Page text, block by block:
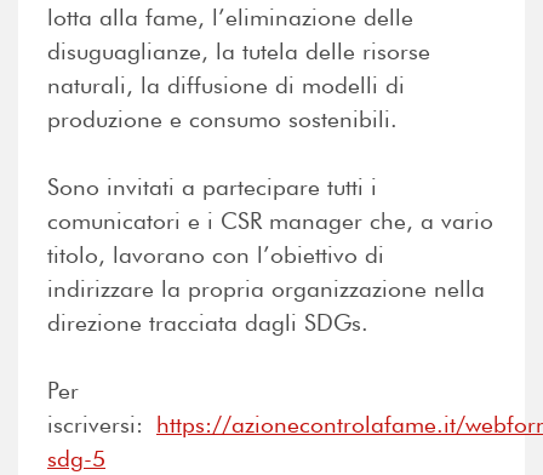
lotta alla fame, l’eliminazione delle
disuguaglianze, la tutela delle risorse
naturali, la diffusione di modelli di
produzione e consumo sostenibili.
Sono invitati a partecipare tutti i
comunicatori e i CSR manager che, a vario
titolo, lavorano con l’obiettivo di
indirizzare la propria organizzazione nella
direzione tracciata dagli SDGs.
Per
iscriversi: https://azionecontrolafame.it/
sdg-5